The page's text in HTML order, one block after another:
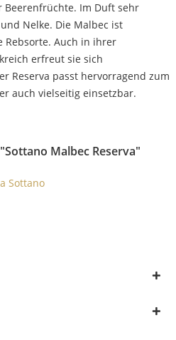
Im Duft sehr
Nelke. Die Malbec ist
Rebsorte. Auch in ihrer
erfreut sie sich
Reserva passt hervorragend zum
auch vielseitig einsetzbar.
Malbec Reserva"
Sottano